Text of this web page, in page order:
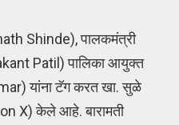
Shinde), पालकमंत्री
Patil) पालिका आयुक्त
यांना टॅग करत खा. सुळे
X) केले आहे. बारामती